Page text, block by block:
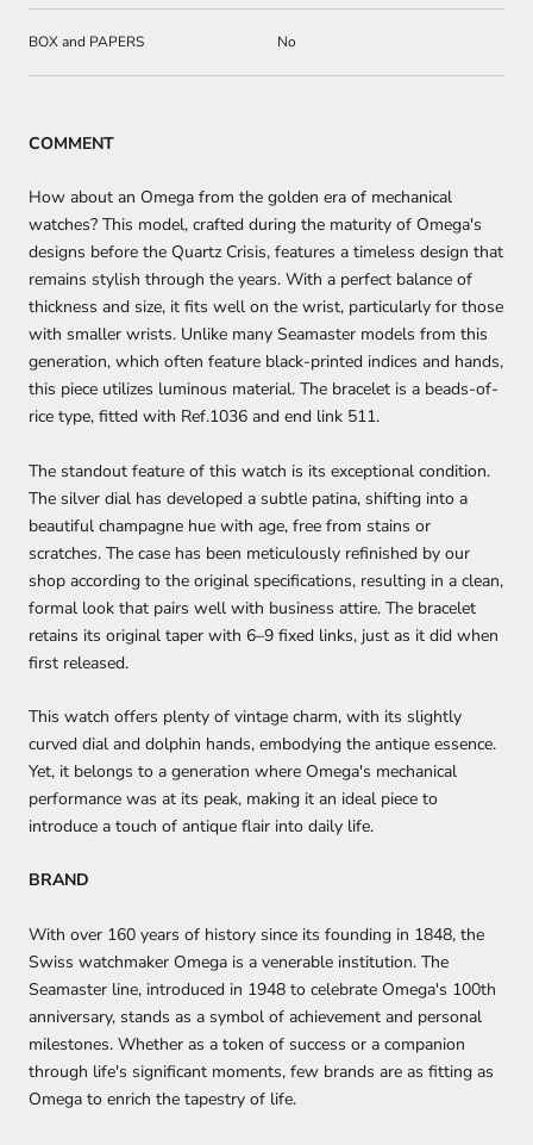
BOX and PAPERS No
COMMENT
How about an Omega from the golden era of mechanical
watches? This model, crafted during the maturity of Omega's
designs before the Quartz Crisis, features a timeless design that
remains stylish through the years. With a perfect balance of
thickness and size, it fits well on the wrist, particularly for those
with smaller wrists. Unlike many Seamaster models from this
generation, which often feature black-printed indices and hands,
this piece utilizes luminous material. The bracelet is a beads-of-
rice type, fitted with Ref.1036 and end link 511.
The standout feature of this watch is its exceptional condition.
The silver dial has developed a subtle patina, shifting into a
beautiful champagne hue with age, free from stains or
scratches. The case has been meticulously refinished by our
shop according to the original specifications, resulting in a clean,
formal look that pairs well with business attire. The bracelet
retains its original taper with 6–9 fixed links, just as it did when
first released.
This watch offers plenty of vintage charm, with its slightly
curved dial and dolphin hands, embodying the antique essence.
Yet, it belongs to a generation where Omega's mechanical
performance was at its peak, making it an ideal piece to
introduce a touch of antique flair into daily life.
BRAND
With over 160 years of history since its founding in 1848, the
Swiss watchmaker Omega is a venerable institution. The
Seamaster line, introduced in 1948 to celebrate Omega's 100th
anniversary, stands as a symbol of achievement and personal
milestones. Whether as a token of success or a companion
through life's significant moments, few brands are as fitting as
Omega to enrich the tapestry of life.